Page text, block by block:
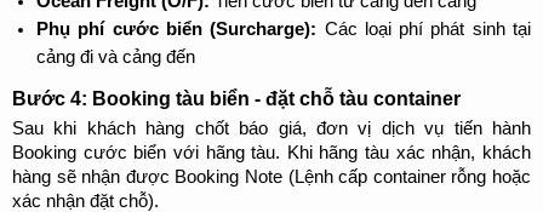
Phụ phí cước biển (Surcharge): Các loại phí phát sinh tại
cảng đi và cảng đến
Bước 4: Booking tàu biển - đặt chỗ tàu container
Sau khi khách hàng chốt báo giá, đơn vị dịch vụ tiến hành
Booking cước biển với hãng tàu. Khi hãng tàu xác nhận, khách
hàng sẽ nhận được Booking Note (Lệnh cấp container rỗng hoặc
xác nhận đặt chỗ).